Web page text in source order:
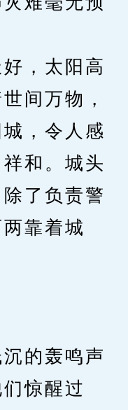
，太阳高
间万物，
，令人感
和。城头
了负责警
靠着城
的轰鸣声
惊醒过